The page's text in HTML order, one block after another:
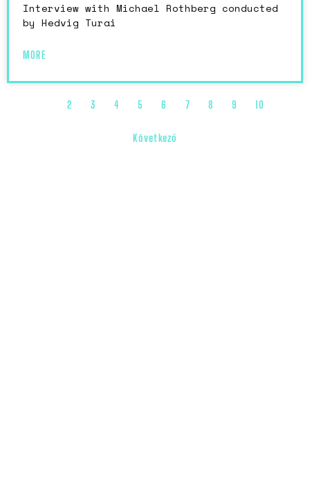
Interview with Michael Rothberg conducted
by Hedvig Turai
MORE
2 3 4 5 6 7 8 9 10
Következő